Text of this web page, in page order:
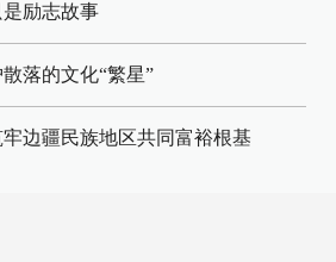
励志故事
落的文化“繁星”
边疆民族地区共同富裕根基